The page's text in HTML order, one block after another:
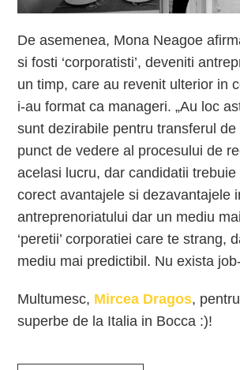
De asemenea, Mona Neagoe
si fosti ‘corporatisti’, deveniti
un timp, care au revenit ulterior in
i-au format ca manageri. „Au loc
sunt dezirabile pentru transferul
punct de vedere al procesului de
acelasi lucru, dar candidatii
corect avantajele si dezavantajele
antreprenoriatului dar un mediu
‘peretii’ corporatiei care te strang,
mediu mai predictibil. Nu exista
Multumesc, Mircea Dragos,
superbe de la Italia in Bocca :)!